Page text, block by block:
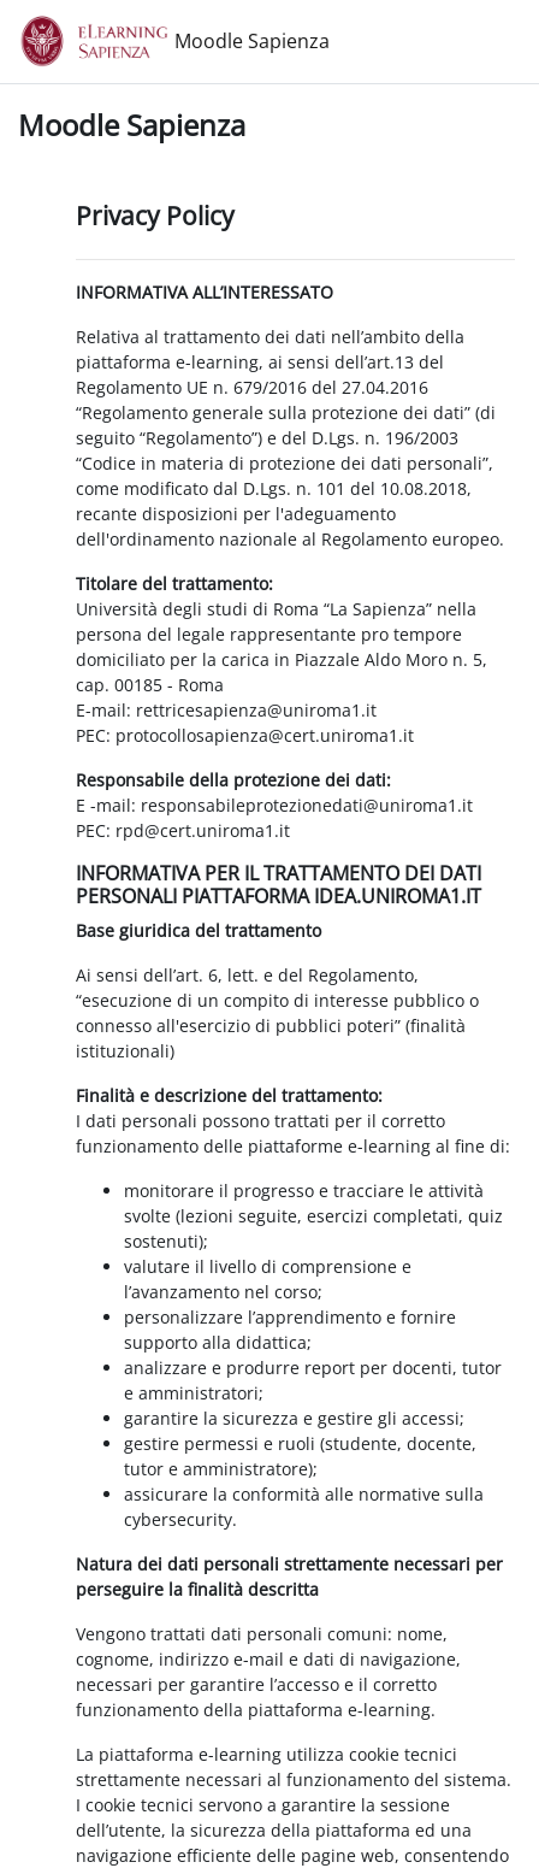
Vai al contenuto principale
Moodle Sapienza
Moodle Sapienza
Privacy Policy
INFORMATIVA ALL’INTERESSATO
Relativa al trattamento dei dati nell’ambito della
piattaforma e-learning, ai sensi dell’art.13 del
Regolamento UE n. 679/2016 del 27.04.2016
“Regolamento generale sulla protezione dei dati” (di
seguito “Regolamento”) e del D.Lgs. n. 196/2003
“Codice in materia di protezione dei dati personali”,
come modificato dal D.Lgs. n. 101 del 10.08.2018,
recante disposizioni per l'adeguamento
dell'ordinamento nazionale al Regolamento europeo.
Titolare del trattamento:
Università degli studi di Roma “La Sapienza” nella
persona del legale rappresentante pro tempore
domiciliato per la carica in Piazzale Aldo Moro n. 5,
cap. 00185 - Roma
E-mail: rettricesapienza@uniroma1.it
PEC: protocollosapienza@cert.uniroma1.it
Responsabile della protezione dei dati:
E -mail: responsabileprotezionedati@uniroma1.it
PEC: rpd@cert.uniroma1.it
INFORMATIVA PER IL TRATTAMENTO DEI DATI
PERSONALI PIATTAFORMA IDEA.UNIROMA1.IT
Base giuridica del trattamento
Ai sensi dell’art. 6, lett. e del Regolamento,
“esecuzione di un compito di interesse pubblico o
connesso all'esercizio di pubblici poteri” (finalità
istituzionali)
Finalità e descrizione del trattamento:
I dati personali possono trattati per il corretto
funzionamento delle piattaforme e-learning al fine di:
monitorare il progresso e tracciare le attività
svolte (lezioni seguite, esercizi completati, quiz
sostenuti);
valutare il livello di comprensione e
l’avanzamento nel corso;
personalizzare l’apprendimento e fornire
supporto alla didattica;
analizzare e produrre report per docenti, tutor
e amministratori;
garantire la sicurezza e gestire gli accessi;
gestire permessi e ruoli (studente, docente,
tutor e amministratore);
assicurare la conformità alle normative sulla
cybersecurity.
Natura dei dati personali strettamente necessari per
perseguire la finalità descritta
Vengono trattati dati personali comuni: nome,
cognome, indirizzo e-mail e dati di navigazione,
necessari per garantire l’accesso e il corretto
funzionamento della piattaforma e-learning.
La piattaforma e-learning utilizza cookie tecnici
strettamente necessari al funzionamento del sistema.
I cookie tecnici servono a garantire la sessione
dell’utente, la sicurezza della piattaforma ed una
navigazione efficiente delle pagine web, consentendo